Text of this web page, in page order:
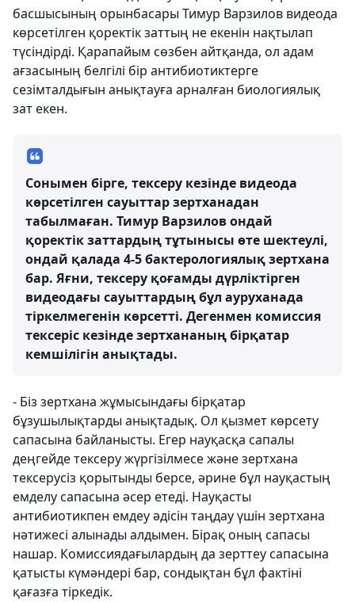
басшысының орынбасары Тимур Варзилов видеода
көрсетілген қоректік заттың не екенін нақтылап
түсіндірді. Қарапайым сөзбен айтқанда, ол адам
ағзасының белгілі бір антибиотиктерге
сезімталдығын анықтауға арналған биологиялық
зат екен.
Сонымен бірге, тексеру кезінде видеода
көрсетілген сауыттар зертханадан
табылмаған. Тимур Варзилов ондай
қоректік заттардың тұтынысы өте шектеулі,
ондай қалада 4-5 бактерологиялық зертхана
бар. Яғни, тексеру қоғамды дүрліктірген
видеодағы сауыттардың бұл ауруханада
тіркелмегенін көрсетті. Дегенмен комиссия
тексеріс кезінде зертхананың бірқатар
кемшілігін анықтады.
- Біз зертхана жұмысындағы бірқатар
бұзушылықтарды анықтадық. Ол қызмет көрсету
сапасына байланысты. Егер науқасқа сапалы
деңгейде тексеру жүргізілмесе және зертхана
тексерусіз қорытынды берсе, әрине бұл науқастың
емделу сапасына әсер етеді. Науқасты
антибиотикпен емдеу әдісін таңдау үшін зертхана
нәтижесі алынады алдымен. Бірақ оның сапасы
нашар. Комиссиядағылардың да зерттеу сапасына
қатысты күмәндері бар, сондықтан бұл фактіні
қағазға тіркедік.